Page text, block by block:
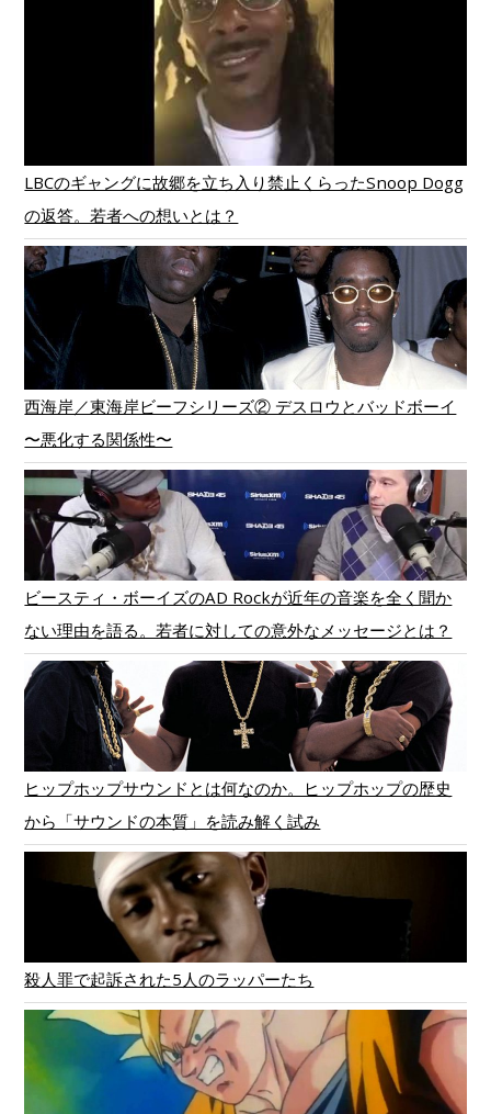
LBCのギャングに故郷を立ち入り禁止くらったSnoop Dogg
の返答。若者への想いとは？
西海岸／東海岸ビーフシリーズ② デスロウとバッドボーイ
〜悪化する関係性〜
ビースティ・ボーイズのAD Rockが近年の音楽を全く聞か
ない理由を語る。若者に対しての意外なメッセージとは？
ヒップホップサウンドとは何なのか。ヒップホップの歴史
から「サウンドの本質」を読み解く試み
殺人罪で起訴された5人のラッパーたち